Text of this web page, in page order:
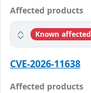
Affected products
Known affected
CVE-2026-11638
Affected products